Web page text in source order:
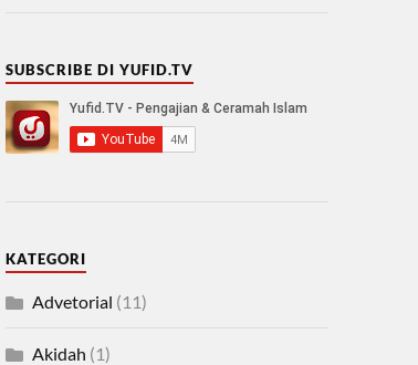
SUBSCRIBE DI YUFID.TV
KATEGORI
Advetorial (11)
Akidah (1)